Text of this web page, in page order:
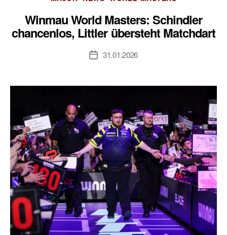
Winmau World Masters: Schindler
chancenlos, Littler übersteht Matchdart
Veröffentlichungsdatum
31.01.2026